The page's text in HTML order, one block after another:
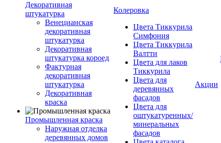
Декоративная
штукатурка
Венецианская
декоративная
штукатурка
Декоративная
штукатурка короед
Фактурная
декоративная
штукатурка
Декоративная
краска
Промышленная краска
Наружная отделка
деревянных домов
Колеровка
Цвета Тиккурила
Симфония
Цвета Тиккурила
Валтти
Цвета для лаков
Тиккурила
Цвета для
деревянных
фасадов
Цвета для
оштукатуренных/
минеральных
фасадов
Акции